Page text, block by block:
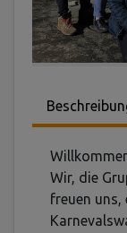
Wir, die
freuen uns,